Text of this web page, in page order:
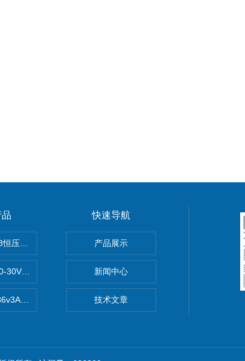
压恒流恒功率电源
30V/-05A可调直流稳压电源
高精度小型可编程直流稳压电源
快速导航
产品展示
新闻中心
技术文章